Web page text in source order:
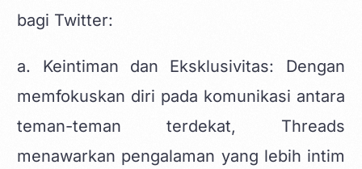
bagi Twitter:
a. Keintiman dan Eksklusivitas: Dengan
memfokuskan diri pada komunikasi antara
teman-teman terdekat, Threads
menawarkan pengalaman yang lebih intim